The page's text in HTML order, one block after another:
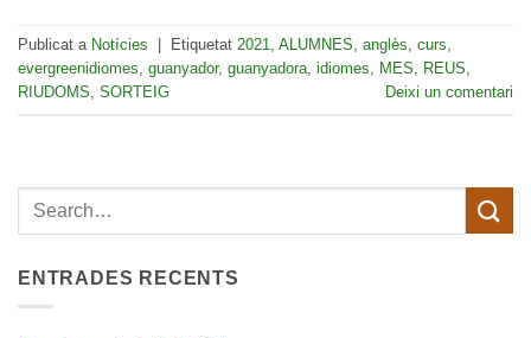
Publicat a Notícies Etiquetat 2021 ALUMNES anglès curs
evergreenidiomes guanyador, guanyadora idiomes MES REUS
RIUDOMS SORTEIG Deixi un comentari
ENTRADES RECENTS